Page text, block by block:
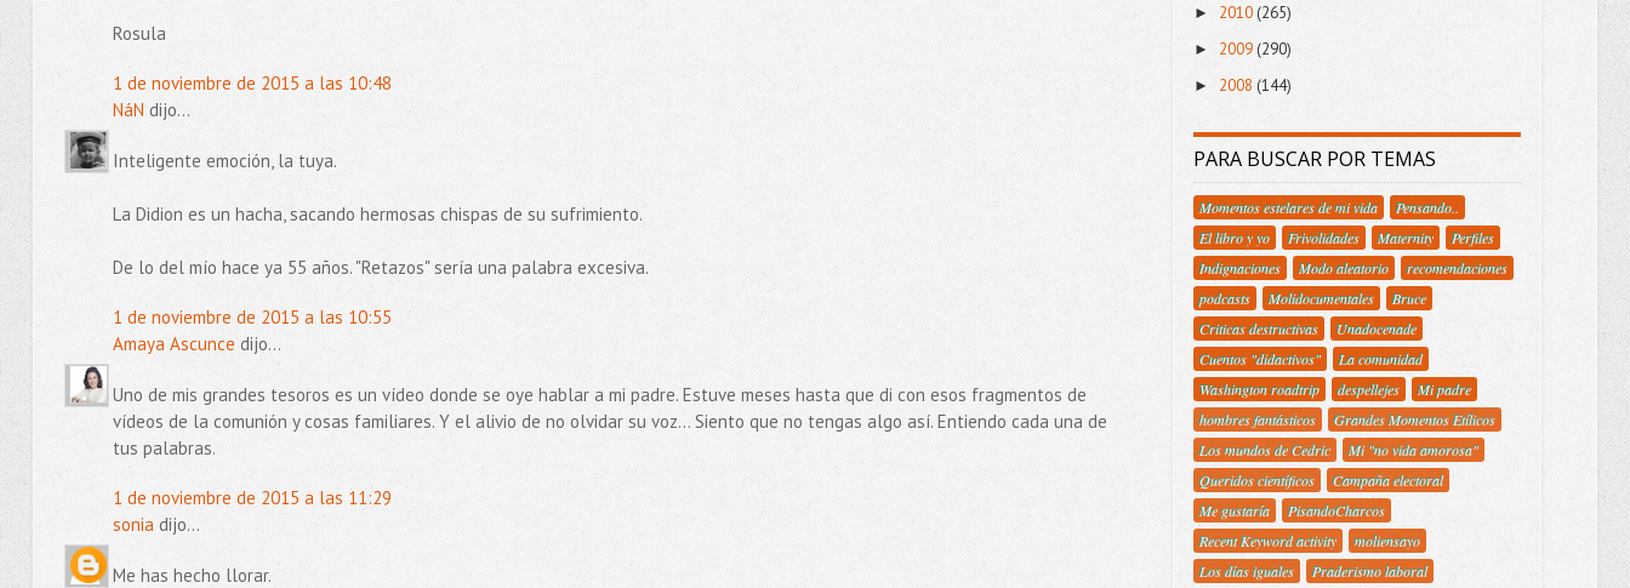
Rosula
1 de noviembre de 2015 a las 10:48
NáN dijo...
Inteligente emoción, la tuya.
La Didion es un hacha, sacando hermosas chispas de su sufrimiento.
De lo del mío hace ya 55 años. "Retazos" sería una palabra excesiva.
1 de noviembre de 2015 a las 10:55
Amaya Ascunce dijo...
Uno de mis grandes tesoros es un vídeo donde se oye hablar a mi padre. Estuve meses hasta que di con esos fragmentos de
vídeos de la comunión y cosas familiares. Y el alivio de no olvidar su voz... Siento que no tengas algo así. Entiendo cada una de
tus palabras.
1 de noviembre de 2015 a las 11:29
soniadijo...
Me has hecho llorar.
► 2010 (265)
► 2009 (290)
► 2008 (144)
PARA BUSCAR POR TEMAS
Momentos estelares de mi vida
Pensando..
El libro y yo
Frivolidades Maternity
Perfiles
Indignaciones
Modo aleatorio
recomendaciones
podcasts
Molidocumentales
Bruce
Criticas destructivas
Unadocenade
Cuentos "didactivos"
La comunidad
Washington roadtrip
despellejes
Mi padre
hombres fantásticos
Grandes Momentos Etílicos
Los mundos de Cedric
Mi "no vida amorosa"
Queridos científicos
Campaña electoral
Me gustaría
PisandoCharcos
Recent Keyword activity
moliensayo
Los días iguales
Praderismo laboral